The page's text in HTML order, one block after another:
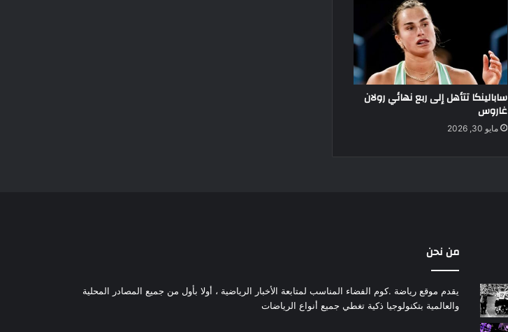
سابالينكا تتأهل إلى ربع نهائي رولان
غاروس
مايو 30, 2026
من نحن
يقدم موقع رياضة .كوم الفضاء المناسب لمتابعة الأخبار الرياضية ، أولا بأول من جميع المصادر المحلية
والعالمية بتكنولوجيا ذكية تغطي جميع أنواع الرياضات